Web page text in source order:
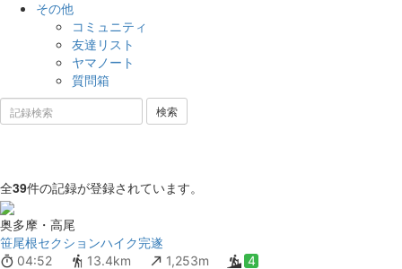
その他
コミュニティ
友達リスト
ヤマノート
質問箱
全39件の記録が登録されています。
奥多摩・高尾
笹尾根セクションハイク完遂
04:52 13.4km 1,253m 4